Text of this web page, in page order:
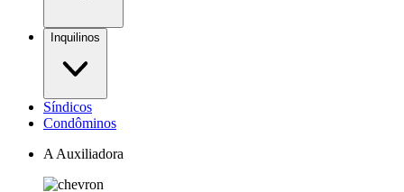
Inquilinos
Síndicos
Condôminos
A Auxiliadora